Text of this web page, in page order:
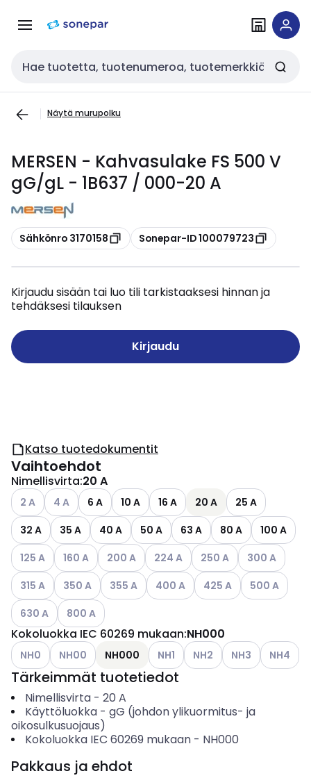
navigointiinsisältöön
Haku
Näytä murupolku
MERSEN - Kahvasulake FS 500 V
gG/gL - 1B637 / 000-20 A
Kopioi
Sähkönro 3170158 Kopioi
Sonepar-ID 100079723
Kirjaudu sisään tai luo tili tarkistaaksesi hinnan ja
tehdäksesi tilauksen
Kirjaudu
Katso tuotedokumentit
Vaihtoehdot
Nimellisvirta:20 A
Katso käytettävissä olevat vaihtoehdot
2 A Katso käytettävissä olevat vaihtoehdot
4 A 6 A 10 A 16 A 20 A
25 A
32 A
35 A 40 A 50 A 63 A 80 A
100 A
Katso käytettävissä olevat vaihtoehdot
125 A Katso käytettävissä olevat vaihtoehdot
160 A Katso käytettävissä olevat vaihtoehdot
200 A Katso käytettävissä olevat
224 A Katso käytettävissä
250 A Katso
300 A
Katso käytettävissä olevat vaihtoehdot
315 A Katso käytettävissä olevat vaihtoehdot
350 A Katso käytettävissä olevat vaihtoehdot
355 A Katso käytettävissä olevat
400 A Katso käytettävissä
425 A Katso
500 A
Katso käytettävissä olevat vaihtoehdot
630 A Katso käytettävissä olevat vaihtoehdot
800 A
Kokoluokka IEC 60269 mukaan:NH000
Katso käytettävissä olevat vaihtoehdot
NH0 Katso käytettävissä olevat vaihtoehdot
NH00 NH000 Katso käytettävissä olevat
NH1 Katso käytettävissä
NH2 Katso
NH3 Katso
NH4
Tärkeimmät tuotetiedot
Nimellisvirta- 20 A
Käyttöluokka- gG (johdon ylikuormitus- ja
oikosulkusuojaus)
Kokoluokka IEC 60269 mukaan- NH000
Pakkaus ja ehdot